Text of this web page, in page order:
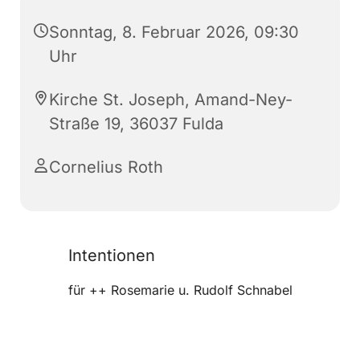
Sonntag, 8. Februar 2026, 09:30
Uhr
Kirche St. Joseph, Amand-Ney-
Straße 19, 36037 Fulda
Cornelius Roth
Intentionen
für ++ Rosemarie u. Rudolf Schnabel